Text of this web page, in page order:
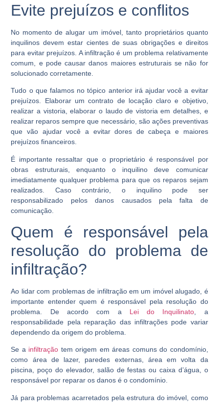
Evite prejuízos e conflitos
No momento de alugar um imóvel, tanto proprietários quanto
inquilinos devem estar cientes de suas obrigações e direitos
para evitar prejuízos. A infiltração é um problema relativamente
comum, e pode causar danos maiores estruturais se não for
solucionado corretamente.
Tudo o que falamos no tópico anterior irá ajudar você a evitar
prejuízos. Elaborar um contrato de locação claro e objetivo,
realizar a vistoria, elaborar o laudo de vistoria em detalhes, e
realizar reparos sempre que necessário, são ações preventivas
que vão ajudar você a evitar dores de cabeça e maiores
prejuízos financeiros.
É importante ressaltar que o proprietário é responsável por
obras estruturais, enquanto o inquilino deve comunicar
imediatamente qualquer problema para que os reparos sejam
realizados. Caso contrário, o inquilino pode ser
responsabilizado pelos danos causados pela falta de
comunicação.
Quem é responsável pela
resolução do problema de
infiltração?
Ao lidar com problemas de infiltração em um imóvel alugado, é
importante entender quem é responsável pela resolução do
problema. De acordo com a Lei do Inquilinato , a
responsabilidade pela reparação das infiltrações pode variar
dependendo da origem do problema.
Se a infiltração tem origem em áreas comuns do condomínio,
como área de lazer, paredes externas, área em volta da
piscina, poço do elevador, salão de festas ou caixa d’água, o
responsável por reparar os danos é o condomínio.
Já para problemas acarretados pela estrutura do imóvel, como